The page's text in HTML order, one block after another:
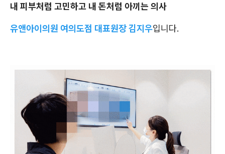
내 피부처럼 고민하고 내 돈처럼 아끼는 의사
유앤아이의원 여의도점 대표원장 김지우입니다.